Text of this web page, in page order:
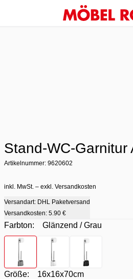
Stand-WC-Garnitur
Artikelnummer: 9620602
inkl. MwSt. – exkl. Versandkosten
Versandart: DHL Paketversand
Versandkosten: 5.90 €
Farbton:
Glänzend / Grau
Farbton
- Glänzend / Grau
Farbton - Glänzend / Weiß
Farbton
Größe: 16x16x70cm